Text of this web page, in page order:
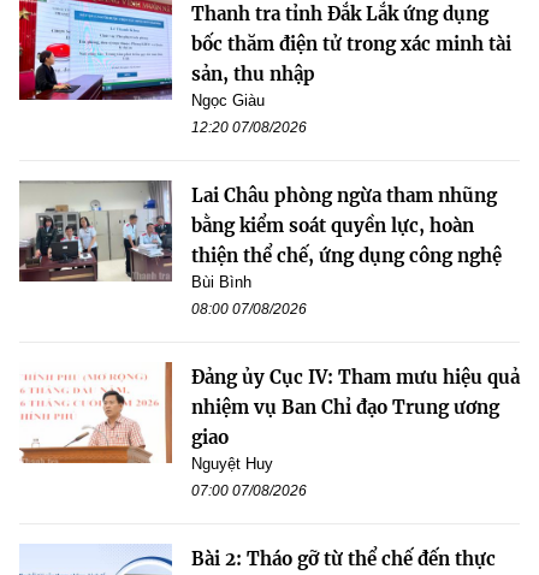
Thanh tra tỉnh Đắk Lắk ứng dụng
bốc thăm điện tử trong xác minh tài
sản, thu nhập
Ngọc Giàu
12:20 07/08/2026
Lai Châu phòng ngừa tham nhũng
bằng kiểm soát quyền lực, hoàn
thiện thể chế, ứng dụng công nghệ
Bùi Bình
08:00 07/08/2026
Đảng ủy Cục IV: Tham mưu hiệu quả
nhiệm vụ Ban Chỉ đạo Trung ương
giao
Nguyệt Huy
07:00 07/08/2026
Bài 2: Tháo gỡ từ thể chế đến thực